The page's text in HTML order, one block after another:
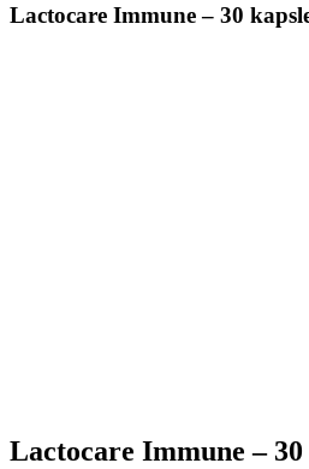
Lactocare Immune – 30
Lactocare Immune –